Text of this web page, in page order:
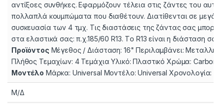
αντίξοες συνθήκες. Εφαρμόζουν τέλεια στις ζάντες του
πολλαπλά κουμπώματα που διαθέτουν. Διατίθενται σε
συσκευασία των 4 τμχ. Τις διαστάσεις της ζάντας σας
στα ελαστικά σας: π.χ.185/60 R13. Tο R13 είναι η διάσταση
ΠροϊόντοςΜέγεθος / Διάσταση: 16" Περιλαμβάνει:
Πλήθος Τεμαχίων: 4 Τεμάχια Υλικό: Πλαστικό Χρώμα:
Μοντέλο Μάρκα: Universal Μοντέλο: Universal Χρονολογία:
Μ/Δ